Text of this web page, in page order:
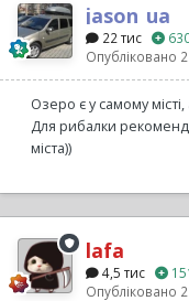
jason_ua
22 тис
Опубліковано
Озеро є у самому
Для рибалки
міста))
lafa
4,5 тис
Опубліковано